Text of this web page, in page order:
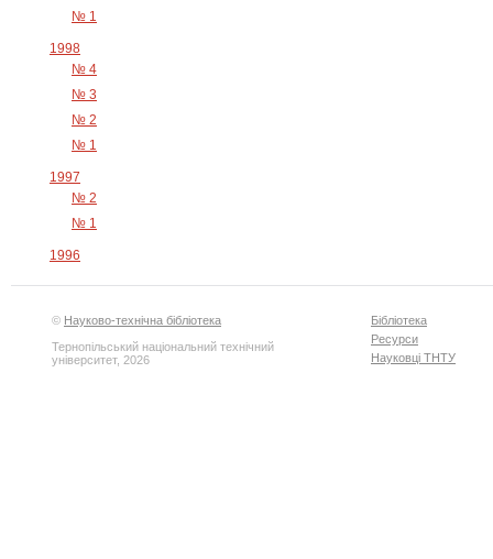
№ 1
1998
№ 4
№ 3
№ 2
№ 1
1997
№ 2
№ 1
1996
© Науково-технічна бібліотека
Тернопільський національний технічний
університет, 2026
Бібліотека
Ресурси
Науковці ТНТУ